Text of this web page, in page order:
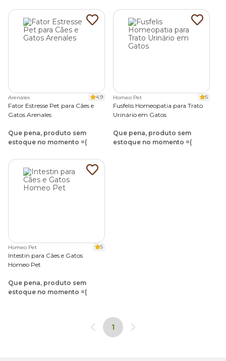
Arenales 4.9
Fator Estresse Pet para Cães e
Gatos Arenales
Que pena, produto sem
estoque no momento =(
Homeo Pet 5
Fusfelis Homeopatia para Trato
Urinário em Gatos
Que pena, produto sem
estoque no momento =(
Homeo Pet 5
Intestin para Cães e Gatos
Homeo Pet
Que pena, produto sem
estoque no momento =(
1